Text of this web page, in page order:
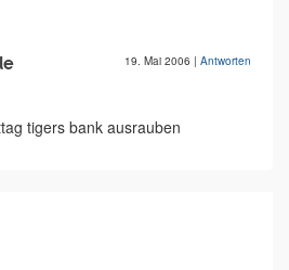
19. Mai 2006 | Antworten
tigers bank ausrauben